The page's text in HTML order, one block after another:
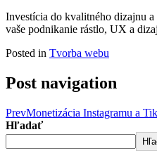
Investícia do kvalitného dizajnu
vaše podnikanie rástlo, UX a
Posted in Tvorba webu
Post navigation
PrevMonetizácia Instagramu a
Hľadať